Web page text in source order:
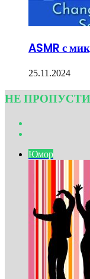
ASMR с
25.11.2024
НЕ
Юмор